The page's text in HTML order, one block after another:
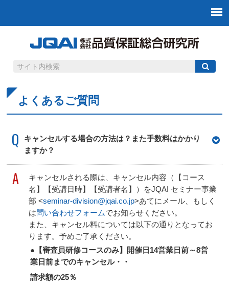
よくあるご質問
Q
キャンセルする場合の方法は？また手数料はかかり
ますか？
A
キャンセルされる際は、キャンセル内容（【コース
名】【受講日時】【受講者名】）をJQAI セミナー事業
部 <seminar-division@jqai.co.jp>あてにメール、もしく
は問い合わせフォームでお知らせください。
また、キャンセル料については以下の通りとなってお
ります。予めご了承ください。
●【審査員研修コースのみ】開催日14営業日前～8営
業日前までのキャンセル・・
請求額の25％